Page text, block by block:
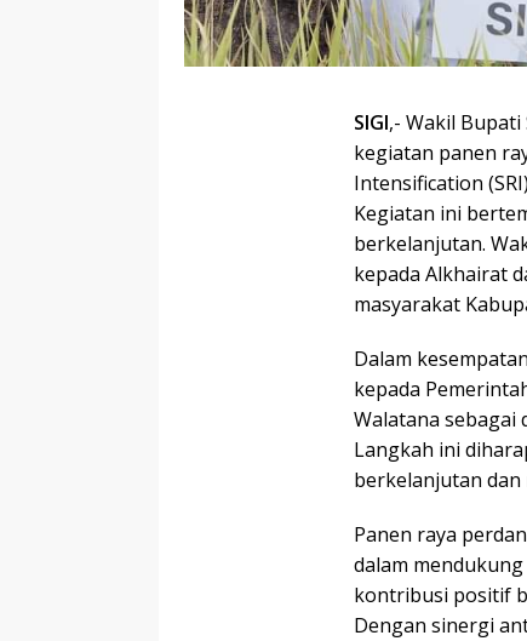
SIGI,- Wakil
kegiatan panen
Intensification
Kegiatan ini
berkelanjutan.
kepada Alkhairat
masyarakat
Dalam
kepada
Walatana sebagai
Langkah ini
berkelanjutan
Panen raya
dalam
kontribusi positif
Dengan sinergi